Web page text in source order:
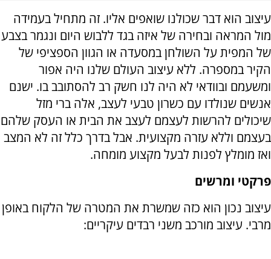
עיצוב הוא דבר שכולנו שואפים אליו. זה מתחיל בעמידה
מול המראה ובחירה של איזה בגד ללבוש היום ונגמר בצבע
של המפית על השולחן במסעדה או הגוון הספציפי של
הקיר במספרה. ללא עיצוב העולם שלנו היה אפור
ומשעמם ובוודאי לא היה לנו חשק רב להסתובב בו. ישנם
אנשים שנולדו עם כשרון טבעי לעצב, אלה ברי מזל
שיכולים להרשות לעצמם לעצב את הבית או העסק שלהם
בעצמם וללא עזרה מקצועית. אבל בדרך כלל זה לא המצב
ואז מומלץ לפנות לבעל מקצוע מומחה.
פרקטי ומרשים
עיצוב נכון הוא כזה שמשרת את המטרה של הלקוח באופן
מרבי. עיצוב מורכב משני רבדים עיקריים: